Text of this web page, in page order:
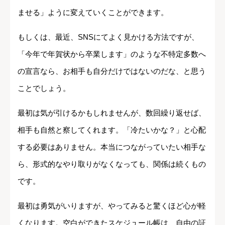
ませる」ように変えていくことができます。
もしくは、最近、SNSにてよく見かける方法ですが、
「今年で年賀状から卒業します」のような不特定多数へ
の宣言なら、お相手も自分だけではないのだな、と思う
ことでしょう。
最初は気が引けるかもしれませんが、数回繰り返せば、
相手も自然と察してくれます。「冷たいかな？」と心配
する必要はありません。本当につながっていたい相手な
ら、形式的なやり取りがなくなっても、関係は続くもの
です。
最初は勇気がいりますが、やってみると驚くほど心が軽
くなります。空白ができたスケジュール帳は、自由の証